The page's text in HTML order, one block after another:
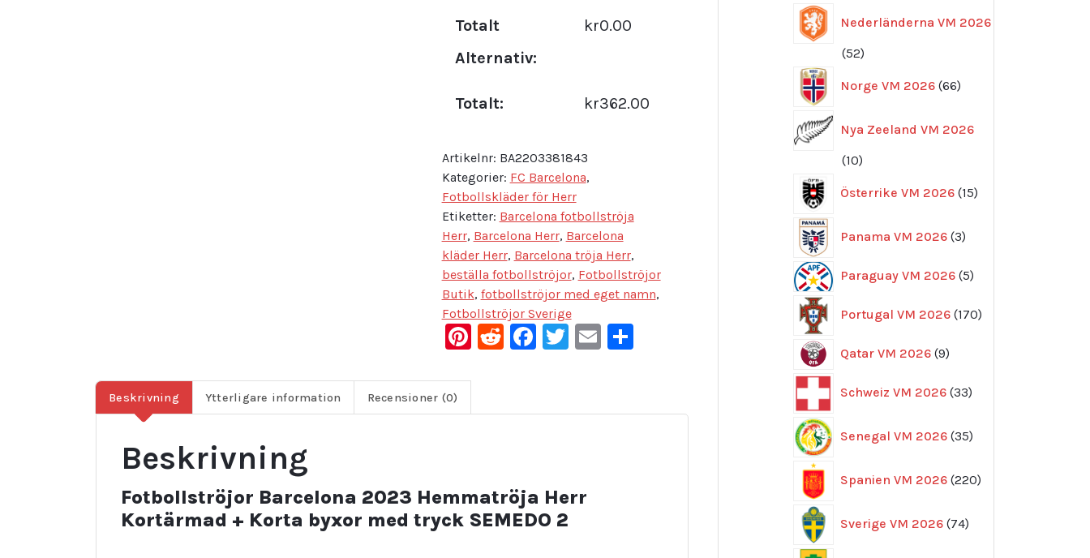
Totalt
Alternativ:
kr0.00
Totalt: kr362.00
Artikelnr: BA2203381843
Kategorier: FC Barcelona,
Fotbollskläder för Herr
Etiketter: Barcelona fotbollströja
Herr, Barcelona Herr, Barcelona
kläder Herr, Barcelona tröja Herr,
beställa fotbollströjor, Fotbollströjor
Butik, fotbollströjor med eget namn,
Fotbollströjor Sverige
Pinterest
Reddit
Facebook
Twitter
Email
Dela
Beskrivning Ytterligare information Recensioner (0)
Beskrivning
Fotbollströjor Barcelona 2023 Hemmatröja Herr
Kortärmad + Korta byxor med tryck SEMEDO 2
Nederländerna VM 2026
5252
Norge VM 2026 66
produkter
Nya Zeeland VM 2026
1010
Österrike VM 2026 15
produkter
Panama VM 2026 3
produkter
Paraguay VM 2026 55
Portugal VM 2026 170
produkter
Qatar VM 2026 99
Schweiz VM 2026 33
produkter
Senegal VM 2026 35
produkter
Spanien VM 2026 220
produkter
Sverige VM 2026 74
produkter